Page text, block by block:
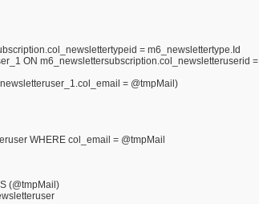
= m6_newslettertype.Id
ON m6_newslettersubscription.col_newsletteruserid =
= @tmpMail)
WHERE col_email = @tmpMail
(@tmpMail)